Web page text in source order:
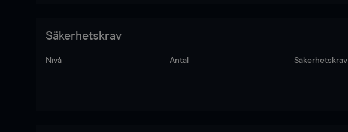
Säkerhetskrav
Nivå Antal Säkerhetskrav